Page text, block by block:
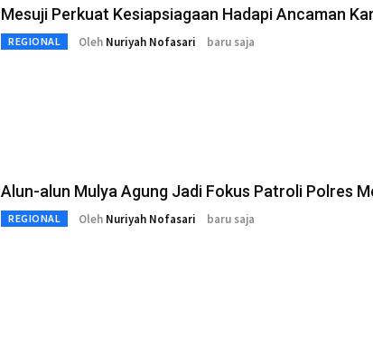
Mesuji Perkuat Kesiapsiagaan Hadapi Ancaman
REGIONAL Oleh Nuriyah Nofasari baru saja
Alun-alun Mulya Agung Jadi Fokus Patroli Polres
REGIONAL Oleh Nuriyah Nofasari baru saja